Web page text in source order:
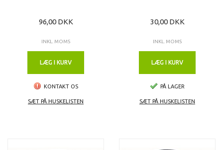
96,00 DKK
INKL. MOMS
LÆG I KURV
KONTAKT OS
SÆT PÅ HUSKELISTEN
30,00 DKK
INKL. MOMS
LÆG I KURV
PÅ LAGER
SÆT PÅ HUSKELISTEN